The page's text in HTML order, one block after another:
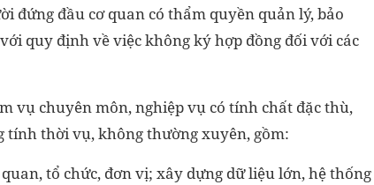
đứng đầu cơ quan có thẩm quyền quản lý, bảo
quy định về việc không ký hợp đồng đối với các
vụ chuyên môn, nghiệp vụ có tính chất đặc thù,
tính thời vụ, không thường xuyên, gồm:
tổ chức, đơn vị; xây dựng dữ liệu lớn, hệ thống